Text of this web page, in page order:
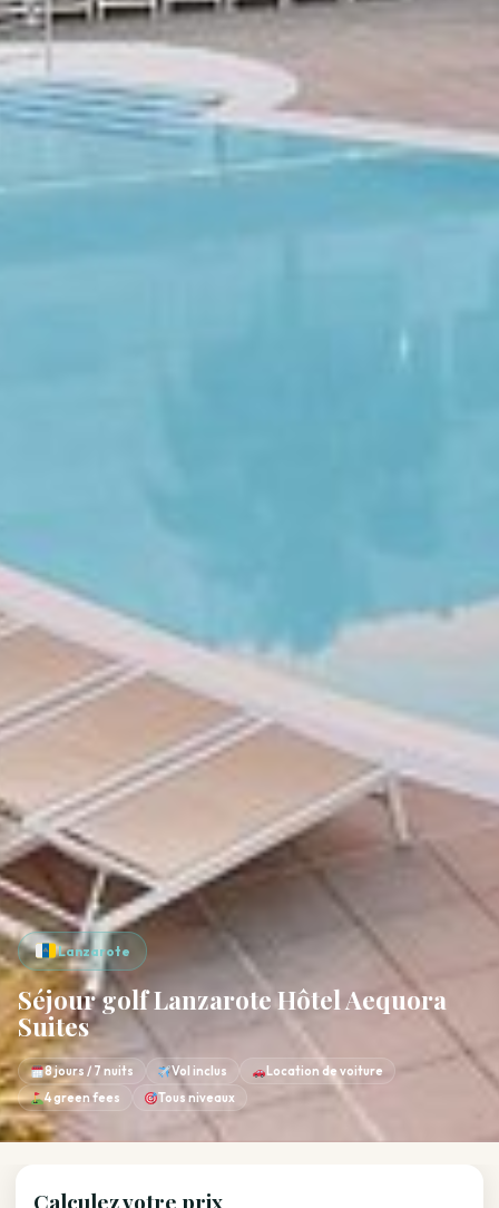
Lanzarote
Séjour golf Lanzarote Hôtel Aequora
Suites
8 jours / 7 nuits Vol inclus
Location de voiture
4 green fees
Tous niveaux
Calculez votre prix